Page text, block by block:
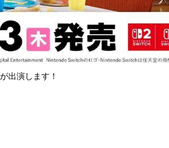
出演します！